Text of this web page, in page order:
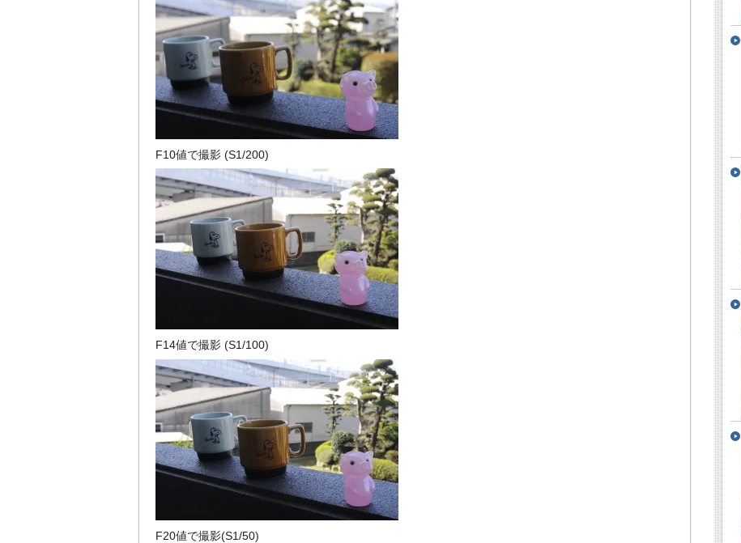
F10値で撮影 (S1/200)
F14値で撮影 (S1/100)
F20値で撮影(S1/50)